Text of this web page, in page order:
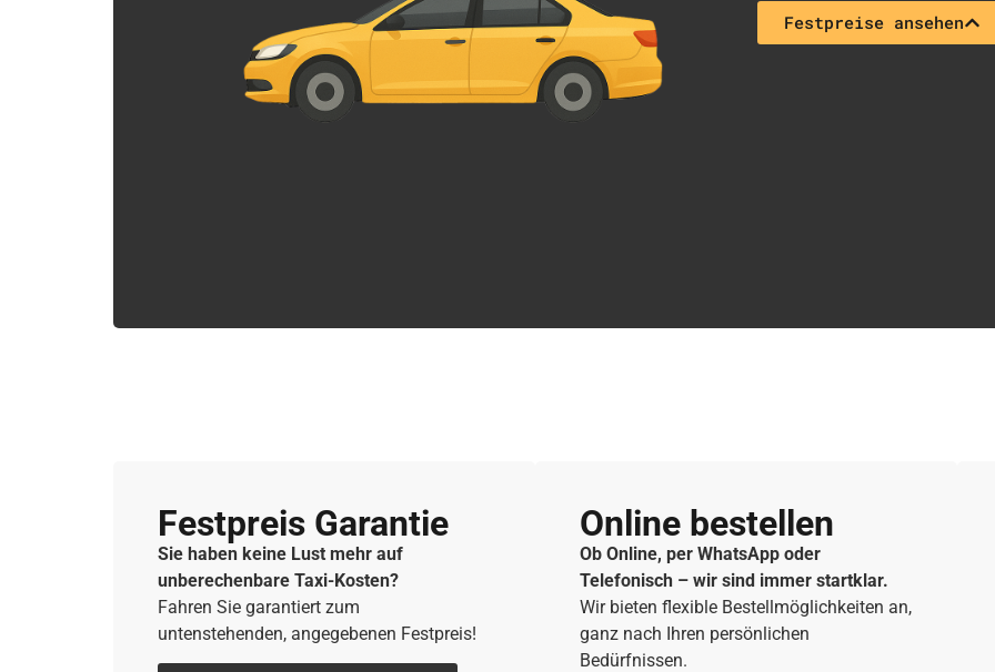
Festpreise ansehen
Festpreis Garantie
Sie haben keine Lust mehr auf
unberechenbare Taxi-Kosten?
Fahren Sie garantiert zum
untenstehenden, angegebenen Festpreis!
Online bestellen
Ob Online, per WhatsApp oder
Telefonisch – wir sind immer startklar.
Wir bieten flexible Bestellmöglichkeiten an,
ganz nach Ihren persönlichen
Bedürfnissen.